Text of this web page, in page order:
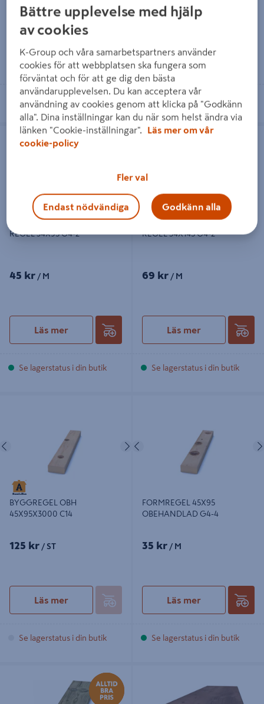
153,35 kr
Läs mer
Se lagerstatus i din butik
203,74 kr / ST
Se lagerstatus i din butik
REGEL 34X95 G4-2
REGEL 34X95 G4-2
45 kr / M
Läs mer
Se lagerstatus i din butik
REGEL 34X145 G4-2
REGEL 34X145 G4-2
69 kr / M
Läs mer
Se lagerstatus i din butik
Nästa
BYGGREGEL OBH
45X95X3000 C14
125 kr / ST
Läs mer
Se lagerstatus i din butik
FORMREGEL 45X95
OBEHANDLAD G4-4
35 kr / M
Läs mer
Se lagerstatus i din butik
TRALL PREMIUM 34X120 NTR/AB
Bättre upplevelse med hjälp
av cookies
K-Group och våra samarbetspartners använder
cookies för att webbplatsen ska fungera som
förväntat och för att ge dig den bästa
användarupplevelsen. Du kan acceptera vår
användning av cookies genom att klicka på "Godkänn
alla". Dina inställningar kan du när som helst ändra via
länken "Cookie-inställningar".
Läs mer om vår
cookie-policy
Fler val
Endast nödvändiga Godkänn alla